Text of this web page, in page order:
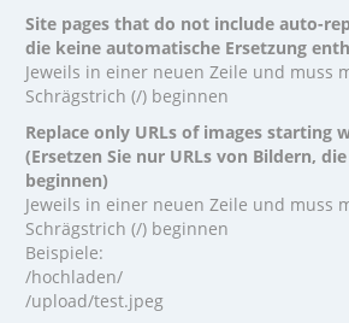
Site pages that do not include auto-
die keine automatische Ersetzung
Jeweils in einer neuen Zeile und muss
Schrägstrich (/) beginnen
Replace only URLs of images starting
(Ersetzen Sie nur URLs von Bildern,
beginnen)
Jeweils in einer neuen Zeile und muss
Schrägstrich (/) beginnen
Beispiele:
/hochladen/
/upload/test.jpeg